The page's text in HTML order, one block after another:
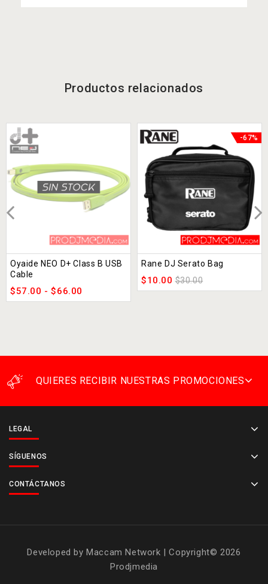
Productos relacionados
Oyaide NEO D+ Class B USB
Cable
$57.00 - $66.00
-67%
Rane DJ Serato Bag
$30.00
$10.00
QUIERES RECIBIR NUESTRAS PROMOCIONES
LEGAL
SÍGUENOS
CONTÁCTANOS
Developed byMaccam Network | Copyright© 2026
Prodjmedia